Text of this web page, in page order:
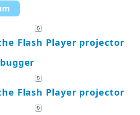
Flash Player projector
Flash Player projector